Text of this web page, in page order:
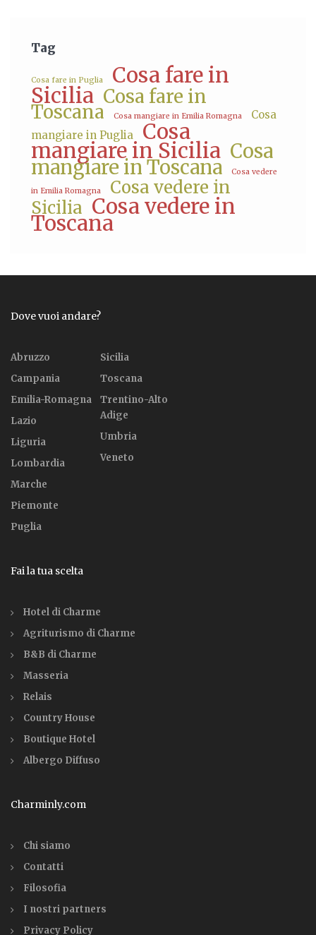
Tag
Cosa fare in Puglia Cosa fare in
Sicilia Cosa fare in
Toscana Cosa mangiare in Emilia Romagna
Cosa
mangiare in Puglia
Cosa
mangiare in Sicilia Cosa
mangiare in Toscana Cosa vedere
in Emilia Romagna
Cosa vedere in
Sicilia Cosa vedere in
Toscana
Dove vuoi andare?
Abruzzo
Campania
Emilia-Romagna
Lazio
Liguria
Lombardia
Marche
Piemonte
Puglia
Sicilia
Toscana
Trentino-Alto
Adige
Umbria
Veneto
Fai la tua scelta
Hotel di Charme
Agriturismo di Charme
B&B di Charme
Masseria
Relais
Country House
Boutique Hotel
Albergo Diffuso
Charminly.com
Chi siamo
Contatti
Filosofia
I nostri partners
Privacy Policy